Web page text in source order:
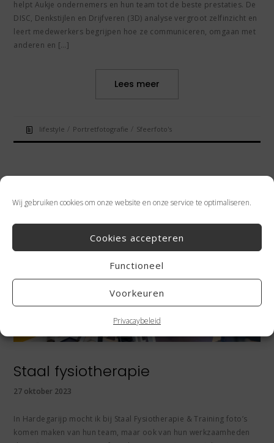
Wij gebruiken cookies om onze website en onze service te optimaliseren.
Cookies accepteren
Functioneel
Voorkeuren
Privacaybeleid
helpt Aukje ondernemers en hun team tot de beste prestaties. De
DISC, Denkstijlen en Drijfveren (3D) analyse vergroot zelfinzicht en
leert medewerkers begrijpen hoe ze communiceren, omgaan met
anderen en […]
Lees meer
lifestyle / Portretfotografie / Sfeerfoto's
Staal fysiotherapie
27 oktober 2023
In Hardegarijp mocht ik bij Staal Fysiotherapie & Training foto’s
komen maken van hun team, maar ook van hun werkzaamheden